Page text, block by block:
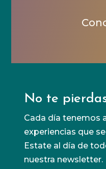
No te
Cada día tenemos
experiencias que
Estate al día de
nuestra newsletter.